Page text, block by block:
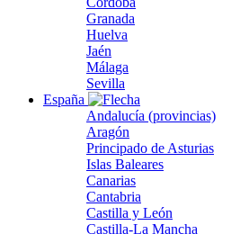
Granada
Huelva
Jaén
Málaga
Sevilla
España
Andalucía (provincias)
Aragón
Principado de Asturias
Islas Baleares
Canarias
Cantabria
Castilla y León
Castilla-La Mancha